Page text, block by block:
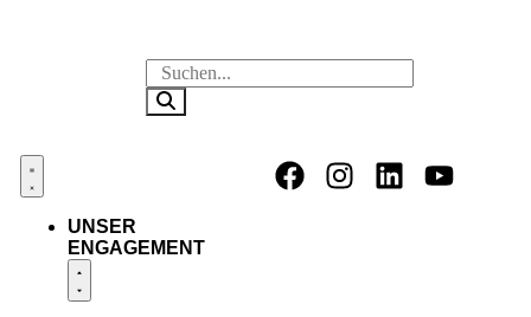
UNSER
ENGAGEMENT